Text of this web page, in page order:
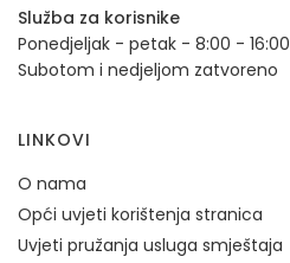
Služba za korisnike
Ponedjeljak - petak - 8:00 - 16:00
Subotom i nedjeljom zatvoreno
LINKOVI
O nama
Opći uvjeti korištenja stranica
Uvjeti pružanja usluga smještaja